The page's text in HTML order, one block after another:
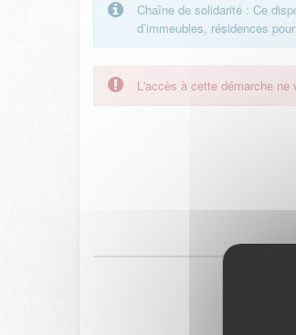
Chaîne de solidarité : Ce
d’immeubles, résidences
L'accès à cette démarche